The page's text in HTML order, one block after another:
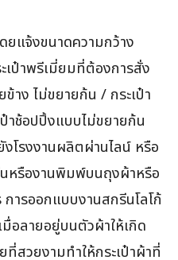
ยแจ้งขนาดความกว้าง
เป๋าพรีเมี่ยมที่ต้องการสั่ง
าง ไม่ขยายก้น / กระเป๋า
าช้อปปิ้งแบบไม่ขยายก้น
โรงงานผลิตผ่านไลน์ หรือ
หรืองานพิมพ์บนถุงผ้าหรือ
ารออกแบบงานสกรีนโลโก้
เมื่อลายอยู่บนตัวผ้าให้เกิด
ที่สวยงามทำให้กระเป๋าผ้าที่